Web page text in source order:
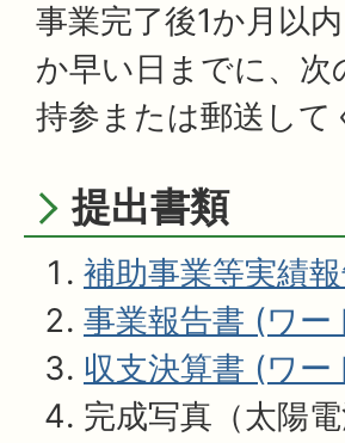
事業完了後1か月以
か早い日までに、次
持参または郵送して
提出書類
補助事業等実績
事業報告書 (ワー
収支決算書 (ワー
完成写真（太陽